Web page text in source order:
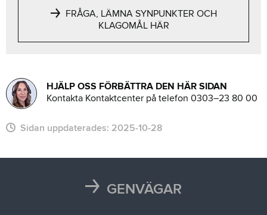
FRÅGA, LÄMNA SYNPUNKTER OCH
KLAGOMÅL HÄR
HJÄLP OSS FÖRBÄTTRA DEN HÄR SIDAN
Kontakta Kontaktcenter på telefon 0303–23 80 00
Sidan uppdaterades: 2025-10-28
GENVÄGAR